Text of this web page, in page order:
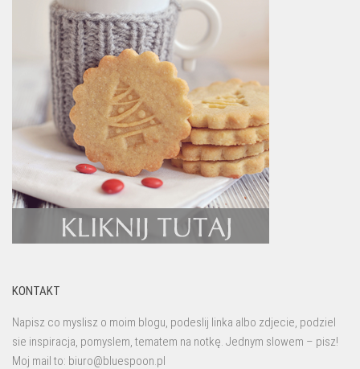
KONTAKT
Napisz co myslisz o moim blogu, podeslij linka albo zdjecie, podziel
sie inspiracja, pomyslem, tematem na notkę. Jednym slowem – pisz!
Moj mail to: biuro@bluespoon.pl